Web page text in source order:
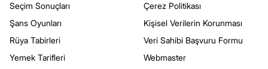
Seçim Sonuçları
Şans Oyunları
Rüya Tabirleri
Yemek Tarifleri
Çerez Politikası
Kişisel Verilerin Korunması
Veri Sahibi Başvuru Formu
Webmaster